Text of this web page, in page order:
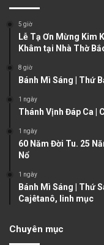
5 giờ
Lễ Tạ Ơn Mừng Kim
Khâm tại Nhà Thờ
8 giờ
Bánh Mì Sáng | Thứ
1 ngày
Thánh Vịnh Đáp Ca |
1 ngày
60 Năm Đời Tu. 25
Nổ
1 ngày
Bánh Mì Sáng | Thứ
Cajêtanô, linh mục
Chuyên mục